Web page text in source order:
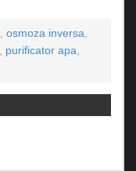
osmoza inversa
purificator apa